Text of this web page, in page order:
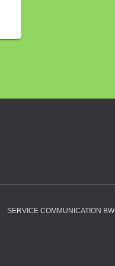
SERVICE COMMUNICATION BW